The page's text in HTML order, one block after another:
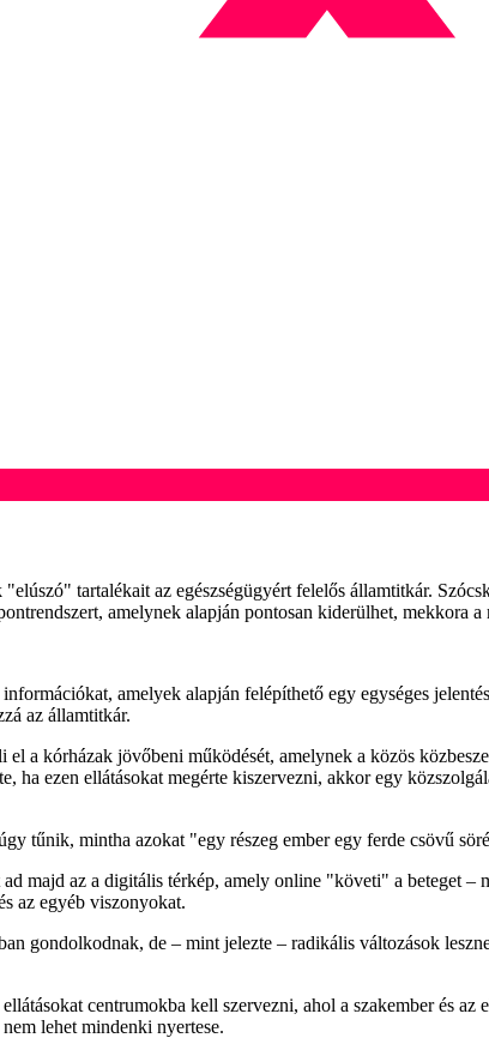
tartalékait az egészségügyért felelős államtitkár.
amelynek alapján pontosan kiderülhet, mekkora
amelyek alapján felépíthető egy egységes
az államtitkár.
a kórházak jövőbeni működését, amelynek a közös
ha ezen ellátásokat megérte kiszervezni, akkor egy
tűnik, mintha azokat "egy részeg ember egy ferde csövű
majd az a digitális térkép, amely online "követi" a beteget –
az egyéb viszonyokat.
gondolkodnak, de – mint jelezte – radikális változások
centrumokba kell szervezni, ahol a szakember és
lehet mindenki nyertese.